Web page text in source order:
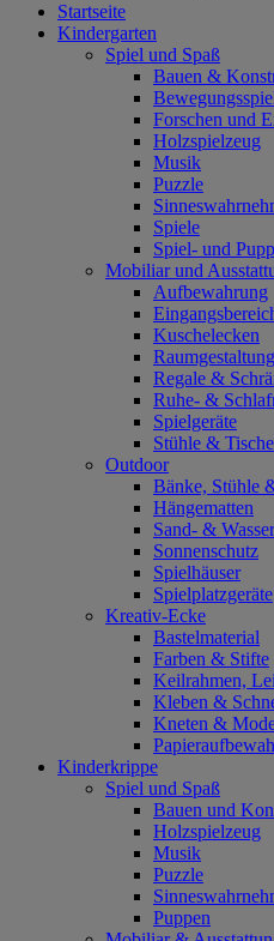
Startseite
Kindergarten
Spiel und Spaß
Bauen &
Forschen und
Holzspielzeug
Musik
Puzzle
Spiele
Spiel- und
Mobiliar und
Aufbewahrung
Kuschelecken
Raumgestaltung
Regale &
Ruhe- &
Spielgeräte
Stühle & Tische
Outdoor
Bänke, Stühle
Hängematten
Sand- &
Sonnenschutz
Spielhäuser
Spielplatzgeräte
Kreativ-Ecke
Bastelmaterial
Farben & Stifte
Keilrahmen,
Kleben &
Kneten &
Kinderkrippe
Spiel und Spaß
Bauen und
Holzspielzeug
Musik
Puzzle
Puppen